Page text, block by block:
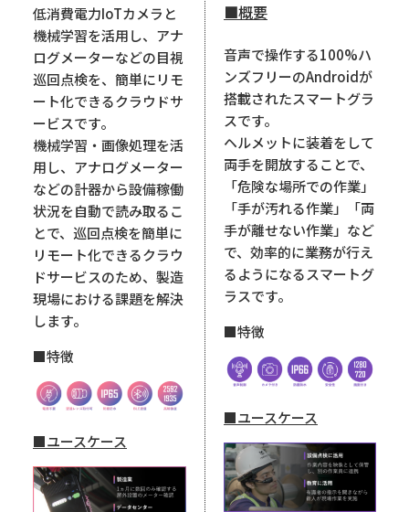
低消費電力IoTカメラと
機械学習を活用し、アナ
ログメーターなどの目視
巡回点検を、簡単にリモ
ート化できるクラウドサ
ービスです。
機械学習・画像処理を活
用し、アナログメーター
などの計器から設備稼働
状況を自動で読み取るこ
とで、巡回点検を簡単に
リモート化できるクラウ
ドサービスのため、製造
現場における課題を解決
します。
■特徴
■ユースケース
■概要
音声で操作する100%ハ
ンズフリーのAndroidが
搭載されたスマートグラ
スです。
ヘルメットに装着をして
両手を開放することで、
「危険な場所での作業」
「手が汚れる作業」「両
手が離せない作業」など
で、効率的に業務が行え
るようになるスマートグ
ラスです。
■特徴
■ユースケース